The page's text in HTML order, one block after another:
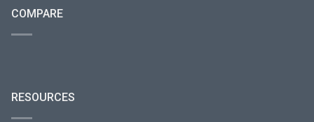
COMPARE
RESOURCES